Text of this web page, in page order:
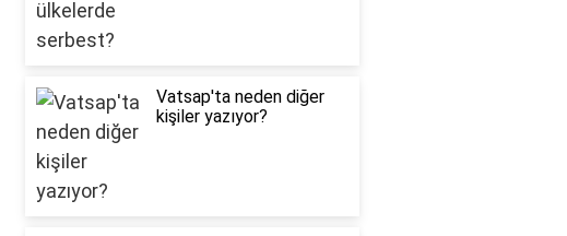
Vatsap'ta neden diğer
kişiler yazıyor?